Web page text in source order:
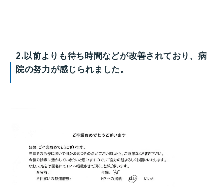
2.以前よりも待ち時間などが改善されており、病
院の努力が感じられました。